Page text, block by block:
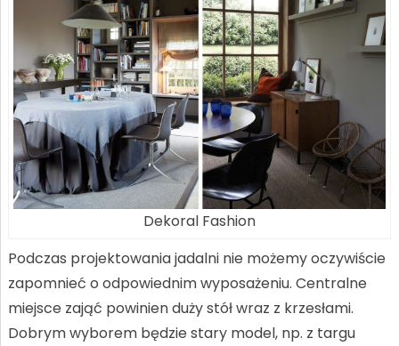
Dekoral Fashion
Podczas projektowania jadalni nie możemy oczywiście
zapomnieć o odpowiednim wyposażeniu. Centralne
miejsce zająć powinien duży stół wraz z krzesłami.
Dobrym wyborem będzie stary model, np. z targu